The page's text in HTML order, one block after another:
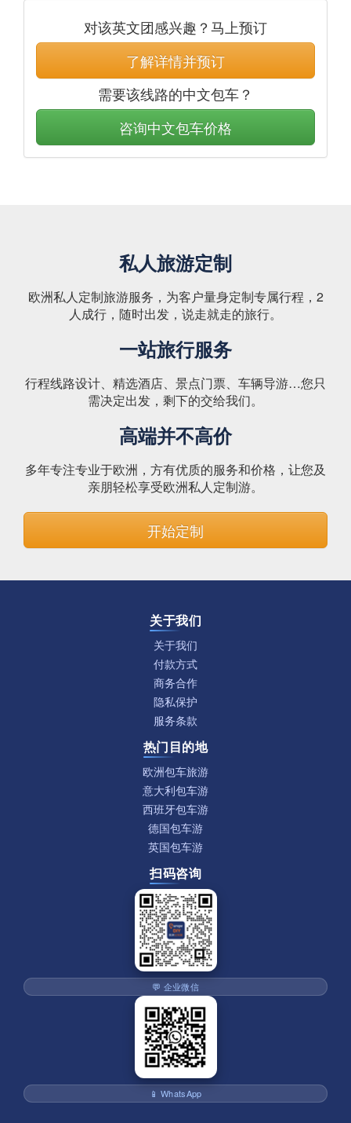
对该英文团感兴趣？马上预订
了解详情并预订
需要该线路的中文包车？
咨询中文包车价格
私人旅游定制
欧洲私人定制旅游服务，为客户量身定制专属行程，2
人成行，随时出发，说走就走的旅行。
一站旅行服务
行程线路设计、精选酒店、景点门票、车辆导游…您只
需决定出发，剩下的交给我们。
高端并不高价
多年专注专业于欧洲，方有优质的服务和价格，让您及
亲朋轻松享受欧洲私人定制游。
开始定制
关于我们
关于我们
付款方式
商务合作
隐私保护
服务条款
热门目的地
欧洲包车旅游
意大利包车游
西班牙包车游
德国包车游
英国包车游
扫码咨询
💬 企业微信
📱 WhatsApp